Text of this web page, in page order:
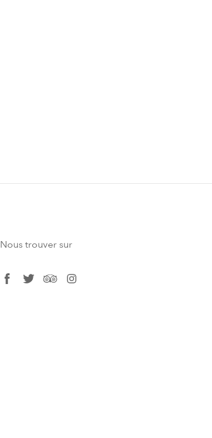
Nous trouver sur
facebook
twittertripadvisor